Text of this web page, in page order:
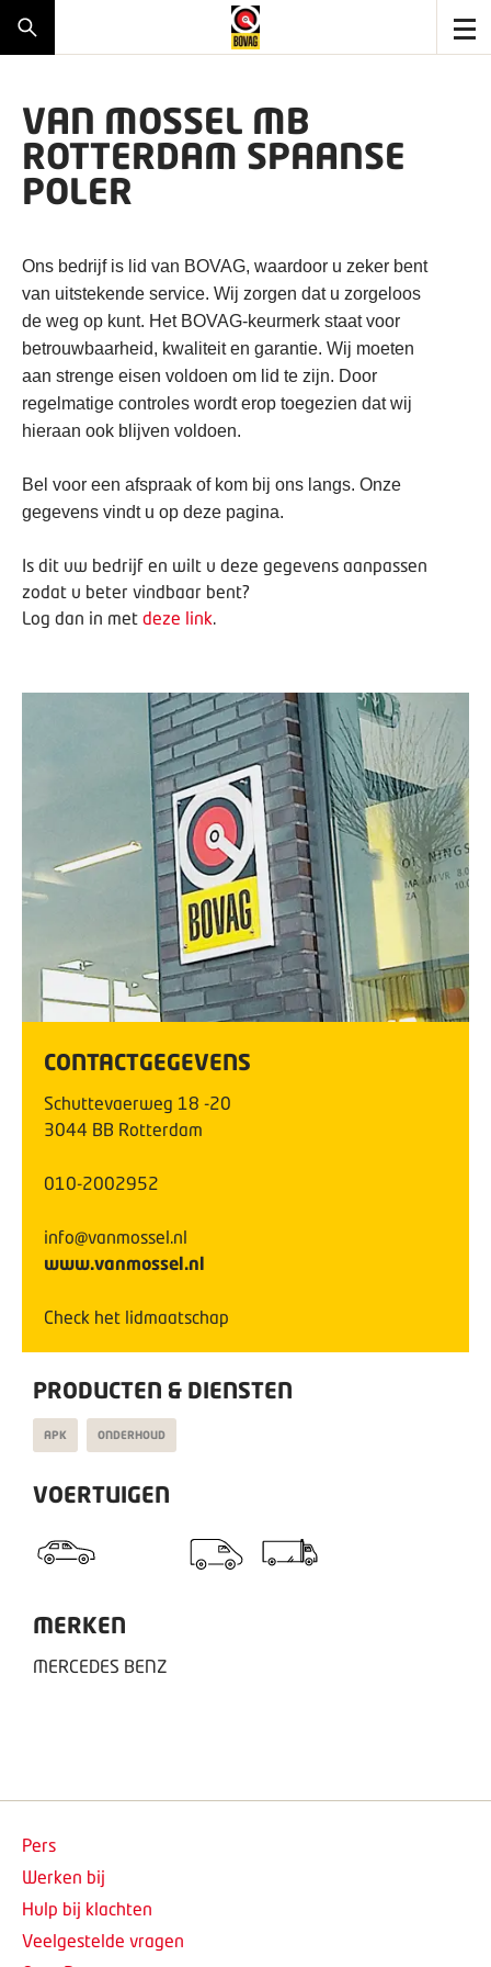
VAN MOSSEL MB
ROTTERDAM SPAANSE
POLER
Ons bedrijf is lid van BOVAG, waardoor u zeker bent
van uitstekende service. Wij zorgen dat u zorgeloos
de weg op kunt. Het BOVAG-keurmerk staat voor
betrouwbaarheid, kwaliteit en garantie. Wij moeten
aan strenge eisen voldoen om lid te zijn. Door
regelmatige controles wordt erop toegezien dat wij
hieraan ook blijven voldoen.
Bel voor een afspraak of kom bij ons langs. Onze
gegevens vindt u op deze pagina.
Is dit uw bedrijf en wilt u deze gegevens aanpassen
zodat u beter vindbaar bent?
Log dan in met deze link.
CONTACTGEGEVENS
Schuttevaerweg 18 -20
3044 BB Rotterdam
010-2002952
info@vanmossel.nl
www.vanmossel.nl
Check het lidmaatschap
PRODUCTEN & DIENSTEN
APK ONDERHOUD
VOERTUIGEN
MERKEN
MERCEDES BENZ
Pers
Werken bij
Hulp bij klachten
Veelgestelde vragen